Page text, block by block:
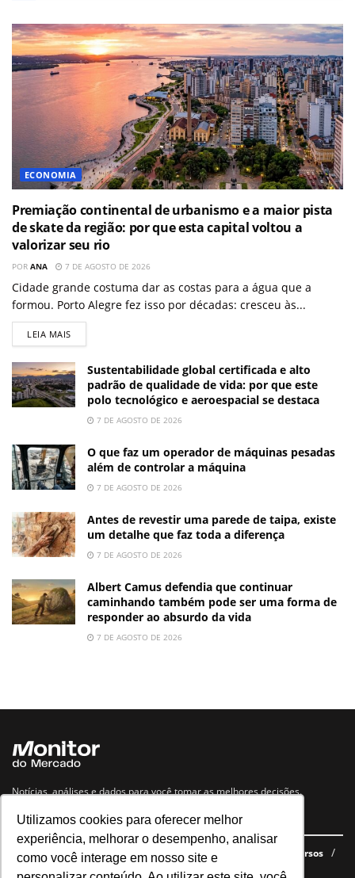
Utilizamos cookies para oferecer melhor
experiência, melhorar o desempenho, analisar
como você interage em nosso site e
ECONOMIA
Premiação continental de urbanismo e a maior pista
de skate da região: por que esta capital voltou a
valorizar seu rio
POR ANA 7 DE AGOSTO DE 2026
Cidade grande costuma dar as costas para a água que a
formou. Porto Alegre fez isso por décadas: cresceu às...
LEIA MAIS
Sustentabilidade global certificada e alto
padrão de qualidade de vida: por que este
polo tecnológico e aeroespacial se destaca
7 DE AGOSTO DE 2026
O que faz um operador de máquinas pesadas
além de controlar a máquina
7 DE AGOSTO DE 2026
Antes de revestir uma parede de taipa, existe
um detalhe que faz toda a diferença
7 DE AGOSTO DE 2026
Albert Camus defendia que continuar
caminhando também pode ser uma forma de
responder ao absurdo da vida
7 DE AGOSTO DE 2026
Notícias, análises e dados para você tomar as melhores decisões.
Navegue no site
Últimas notícias Quem somos E-books gratuitos
Cursos
Política de privacidade